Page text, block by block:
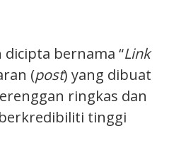
bernama “Link
(post) yang dibuat
ringkas dan
tinggi